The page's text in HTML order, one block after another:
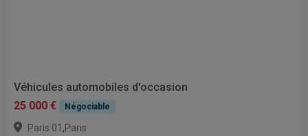
Véhicules automobiles d'occasion
25 000 €
Négociable
Paris 01 ,Paris